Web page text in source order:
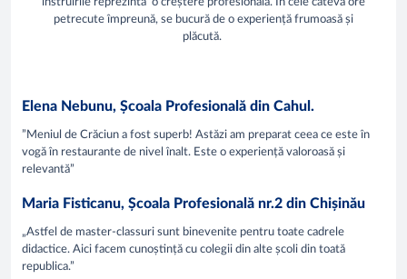
petrecute împreună, se bucură de o experiență frumoasă și
plăcută.
Elena Nebunu, Școala Profesională din Cahul.
”Meniul de Crăciun a fost superb! Astăzi am preparat ceea ce este în
vogă în restaurante de nivel înalt. Este o experiență valoroasă și
relevantă”
Maria Fisticanu, Școala Profesională nr.2 din Chișinău
„Astfel de master-classuri sunt binevenite pentru toate cadrele
didactice. Aici facem cunoștință cu colegii din alte școli din toată
republica.”